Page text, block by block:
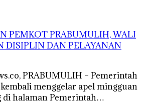
PEMKOT PRABUMULIH, WALI
DISIPLIN DAN PELAYANAN
PRABUMULIH – Pemerintah
menggelar apel mingguan
di halaman Pemerintah…